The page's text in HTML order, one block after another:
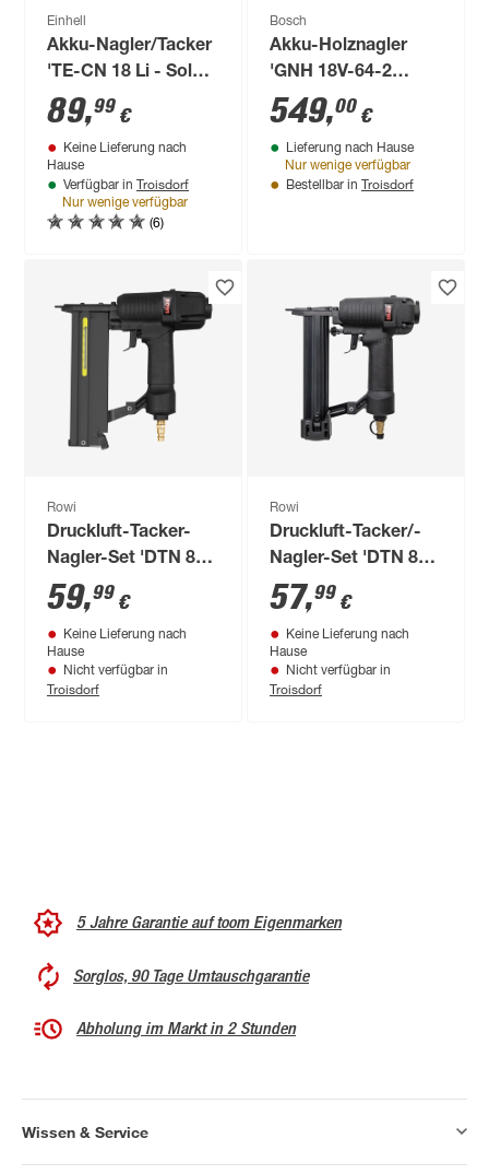
Einhell
Akku-Nagler/Tacker
'TE-CN 18 Li - Solo'
ohne Akku und
Ladegerät
89,99 €
Keine Lieferung nach
Hause
Verfügbar in Troisdorf
Nur wenige verfügbar
(6)
Bosch
Akku-Holznagler
'GNH 18V-64-2
Professional'
549,00 €
Lieferung nach Hause
Nur wenige verfügbar
Bestellbar in Troisdorf
Rowi
Druckluft-Tacker-
Nagler-Set 'DTN 8/3'
59,99 €
Keine Lieferung nach
Hause
Nicht verfügbar in
Troisdorf
Rowi
Druckluft-Tacker/-
Nagler-Set 'DTN 8/3
Set' 8-teilig
57,99 €
Keine Lieferung nach
Hause
Nicht verfügbar in
Troisdorf
5 Jahre Garantie auf toom Eigenmarken
Sorglos, 90 Tage Umtauschgarantie
Abholung im Markt in 2 Stunden
Wissen & Service